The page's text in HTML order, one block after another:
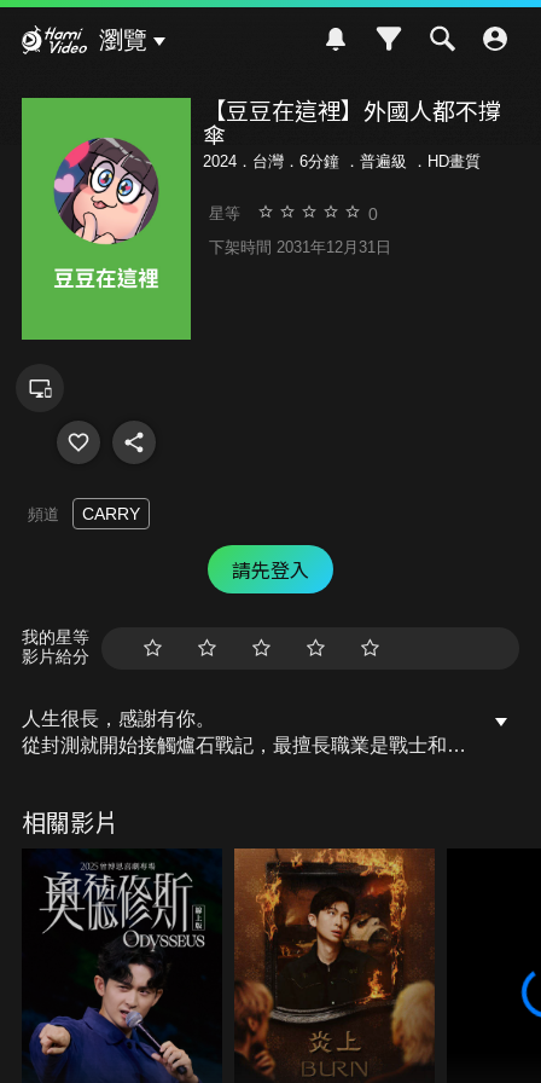
瀏覽
【豆豆在這裡】外國人都不撐
傘
2024．台灣．6分鐘 ． 普遍級 ．HD畫質
星等 0
下架時間 2031年12月31日
頻道 CARRY
請先登入
我的星等
影片給分
人生很長，感謝有你。
從封測就開始接觸爐石戰記，最擅長職業是戰士和牧
醒。
從陰暗幽霾的蛇界森林甦醒吧， 趁此良機，莫再猶
豫，恭請蛇界至尊雙飛寶典！
OSkomodo 還不一起加入蛇教跟著教主一起前進!
相關影片